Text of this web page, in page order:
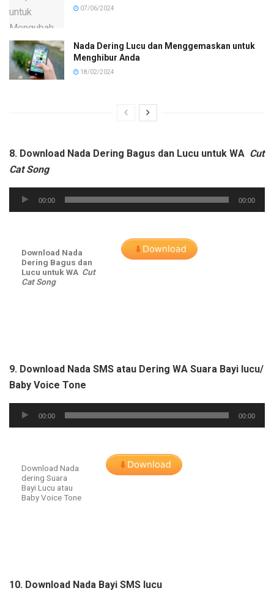
07/06/2024
Nada Dering Lucu dan Menggemaskan untuk
Menghibur Anda
18/02/2024
8. Download Nada Dering Bagus dan Lucu untuk WA Cut
Cat Song
Audio
Player
00:00 00:00
Download Nada
Dering Bagus dan
Lucu untuk WA Cut
Cat Song
9. Download Nada SMS atau Dering WA Suara Bayi lucu/
Baby Voice Tone
Audio
Player
00:00 00:00
Download Nada
dering Suara
Bayi Lucu atau
Baby Voice Tone
10. Download Nada Bayi SMS lucu